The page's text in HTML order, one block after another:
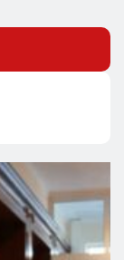
Tineco FLOOR